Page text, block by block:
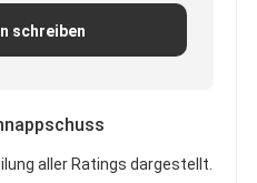
schreiben
aller Ratings dargestellt.